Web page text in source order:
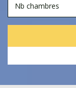
Nb chambres